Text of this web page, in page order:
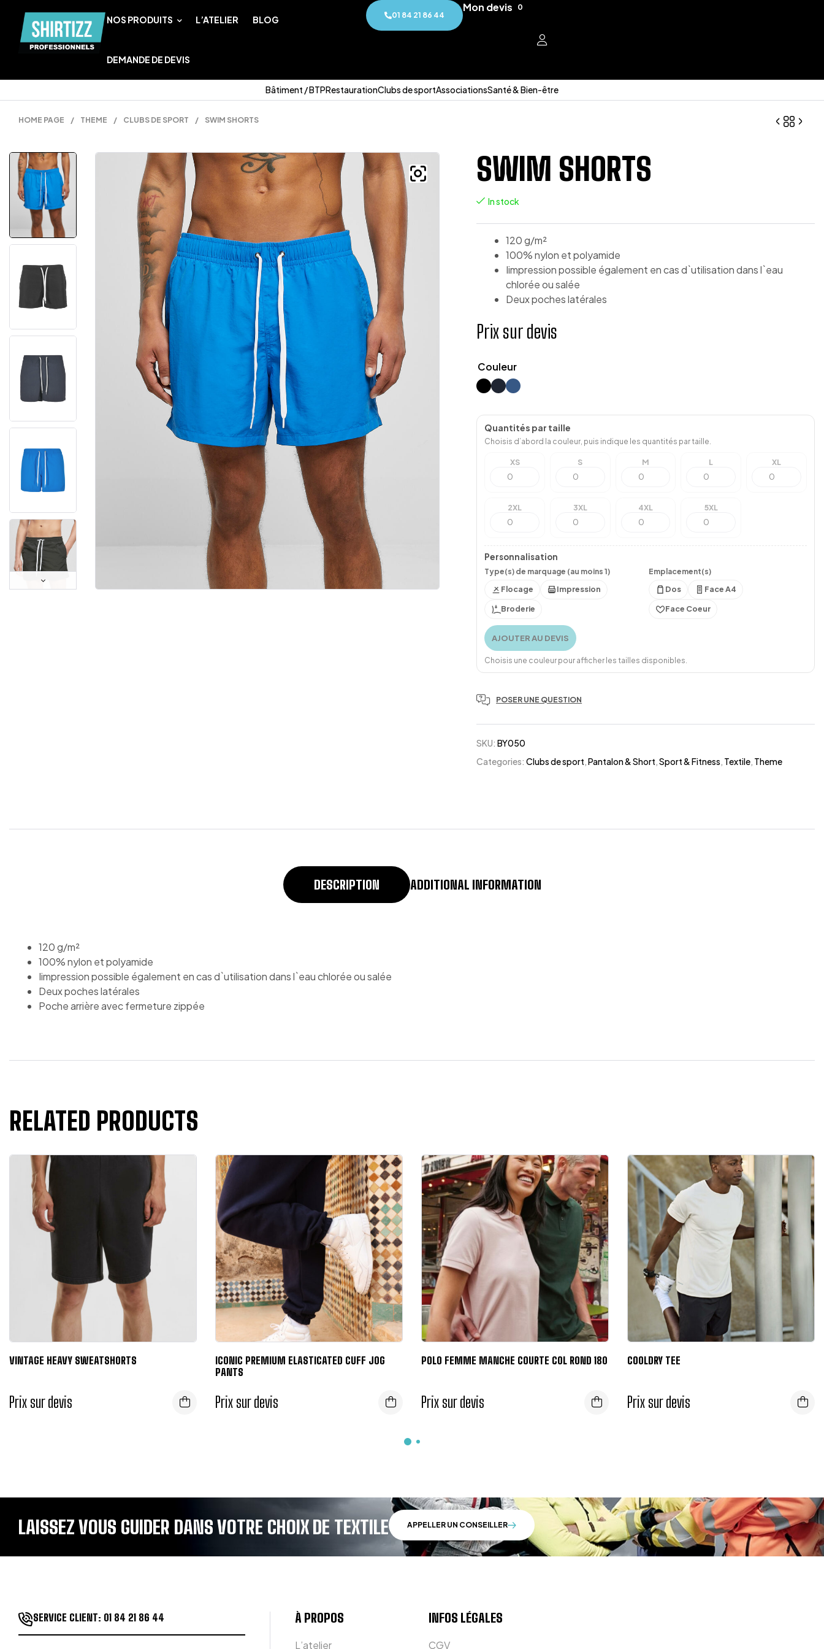
NOS PRODUITS L’ATELIER BLOG
DEMANDE DE DEVIS
01 84 21 86 44
Mon devis 0
Bâtiment / BTPRestaurationClubs de sportAssociationsSanté & Bien-être
HOME PAGE / THEME / CLUBS DE SPORT / SWIM SHORTS
SWIM SHORTS
In stock
120 g/m²
100% nylon et polyamide
Iimpression possible également en cas d`utilisation dans l`eau
chlorée ou salée
Deux poches latérales
Prix sur devis
Couleur
Quantités par taille
Choisis d’abord la couleur, puis indique les quantités par taille.
XS S M L XL
2XL 3XL 4XL 5XL
Personnalisation
Type(s) de marquage (au moins 1)
Flocage
Impression
Broderie
Emplacement(s)
Dos
Face A4
Face Coeur
AJOUTER AU DEVIS
Choisis une couleur pour afficher les tailles disponibles.
POSER UNE QUESTION
SKU:BY050
Categories:Clubs de sport,Pantalon & Short,Sport & Fitness, Textile, Theme
DESCRIPTION ADDITIONAL INFORMATION
120 g/m²
100% nylon et polyamide
Iimpression possible également en cas d`utilisation dans l`eau chlorée ou salée
Deux poches latérales
Poche arrière avec fermeture zippée
RELATED PRODUCTS
VINTAGE HEAVY SWEATSHORTS
Prix sur devis
ICONIC PREMIUM ELASTICATED CUFF JOG
PANTS
Prix sur devis
POLO FEMME MANCHE COURTE COL ROND 180
Prix sur devis
COOLDRY TEE
Prix sur devis
LAISSEZ VOUS GUIDER DANS VOTRE CHOIX DE TEXTILE APPELLER UN CONSEILLER
SERVICE CLIENT: 01 84 21 86 44 À PROPOS
L’atelier
INFOS LÉGALES
CGV